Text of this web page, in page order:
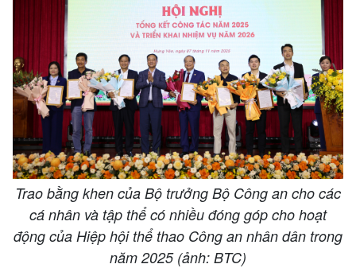
Trao bằng khen của Bộ trưởng Bộ Công an cho các
cá nhân và tập thể có nhiều đóng góp cho hoạt
động của Hiệp hội thể thao Công an nhân dân trong
năm 2025 (ảnh: BTC)